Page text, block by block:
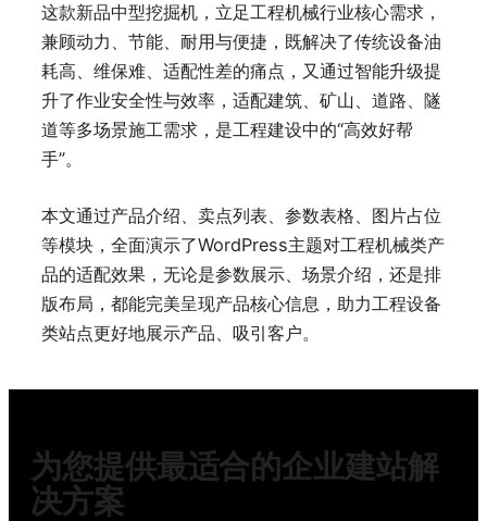
这款新品中型挖掘机，立足工程机械行业核心需求，
兼顾动力、节能、耐用与便捷，既解决了传统设备油
耗高、维保难、适配性差的痛点，又通过智能升级提
升了作业安全性与效率，适配建筑、矿山、道路、隧
道等多场景施工需求，是工程建设中的“高效好帮
手”。
本文通过产品介绍、卖点列表、参数表格、图片占位
等模块，全面演示了WordPress主题对工程机械类产
品的适配效果，无论是参数展示、场景介绍，还是排
版布局，都能完美呈现产品核心信息，助力工程设备
类站点更好地展示产品、吸引客户。
为您提供最适合的企业建站解
决方案